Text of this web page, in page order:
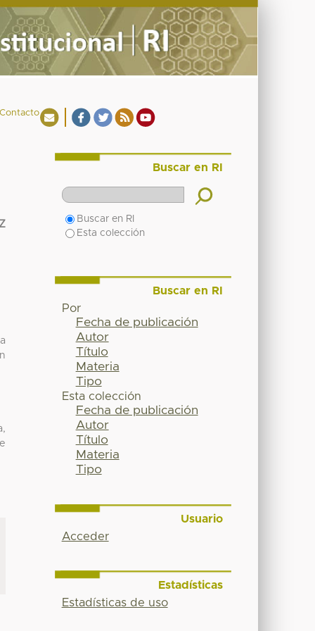
Buscar en RI
Buscar en RI
Esta colección
Buscar en RI
Por
Fecha de publicación
Autor
Título
Materia
Tipo
Esta colección
Fecha de publicación
Autor
Título
Materia
Tipo
Usuario
Acceder
Estadísticas
Estadísticas de uso